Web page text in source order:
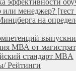
или менеджер?
на
МВА от
стандарт MBA
Рейтинги